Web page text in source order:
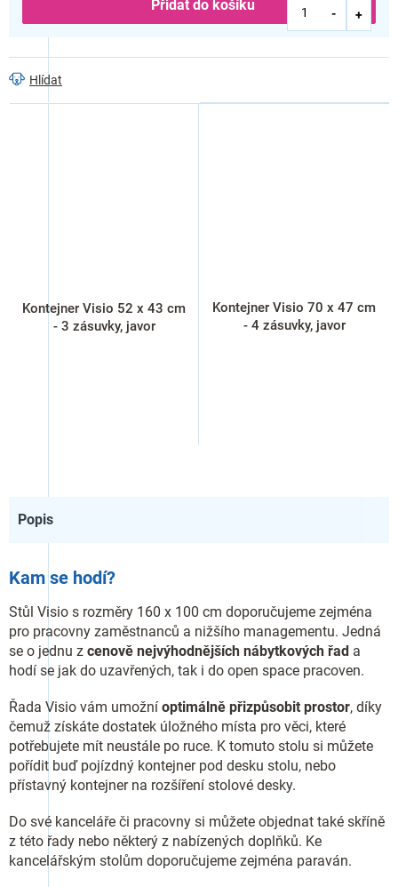
Přidat do košíku
Hlídat
Kontejner Visio 52 x 43 cm
- 3 zásuvky, javor
Kontejner Visio 70 x 47 cm
- 4 zásuvky, javor
Popis
Kam se hodí?
Stůl Visio s rozměry 160 x 100 cm doporučujeme zejména
pro pracovny zaměstnanců a nižšího managementu. Jedná
se o jednu z cenově nejvýhodnějších nábytkových řad a
hodí se jak do uzavřených, tak i do open space pracoven.
Řada Visio vám umožní optimálně přizpůsobit prostor, díky
čemuž získáte dostatek úložného místa pro věci, které
potřebujete mít neustále po ruce. K tomuto stolu si můžete
pořídit buď pojízdný kontejner pod desku stolu, nebo
přístavný kontejner na rozšíření stolové desky.
Do své kanceláře či pracovny si můžete objednat také skříně
z této řady nebo některý z nabízených doplňků. Ke
kancelářským stolům doporučujeme zejména paraván.